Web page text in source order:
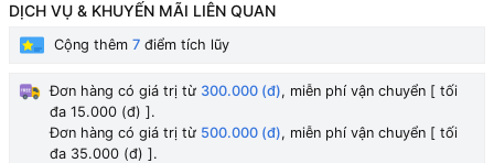
DỊCH VỤ & KHUYẾN MÃI LIÊN QUAN
Cộng thêm 7 điểm tích lũy
Đơn hàng có giá trị từ 300.000 (đ), miễn phí vận chuyển [ tối
đa 15.000 (đ) ].
Đơn hàng có giá trị từ 500.000 (đ), miễn phí vận chuyển [ tối
đa 35.000 (đ) ].